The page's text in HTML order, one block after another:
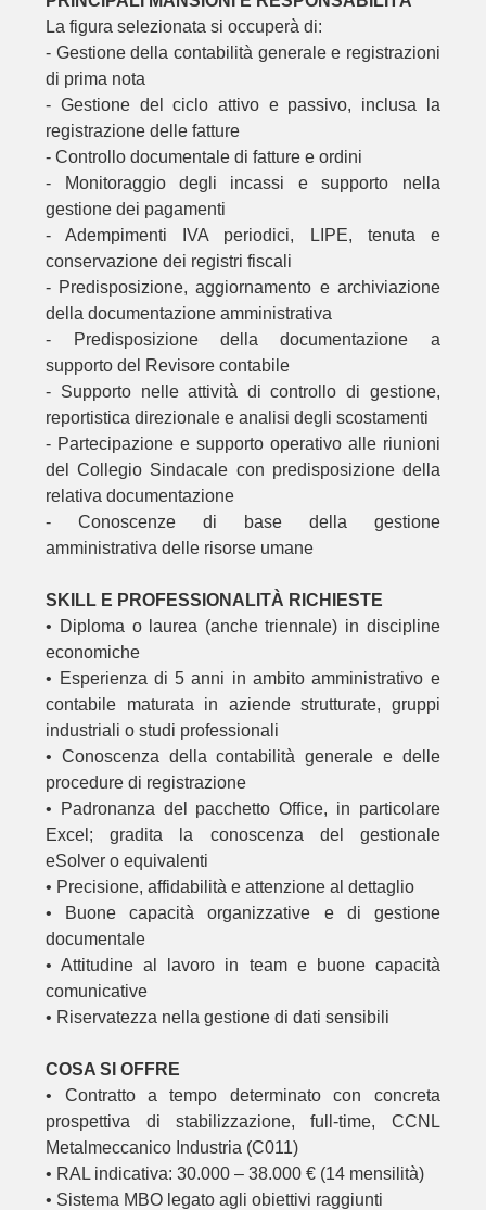
La figura selezionata si occuperà di:
- Gestione della contabilità generale e registrazioni
di prima nota
- Gestione del ciclo attivo e passivo, inclusa la
registrazione delle fatture
- Controllo documentale di fatture e ordini
- Monitoraggio degli incassi e supporto nella
gestione dei pagamenti
- Adempimenti IVA periodici, LIPE, tenuta e
conservazione dei registri fiscali
- Predisposizione, aggiornamento e archiviazione
della documentazione amministrativa
- Predisposizione della documentazione a
supporto del Revisore contabile
- Supporto nelle attività di controllo di gestione,
reportistica direzionale e analisi degli scostamenti
- Partecipazione e supporto operativo alle riunioni
del Collegio Sindacale con predisposizione della
relativa documentazione
- Conoscenze di base della gestione
amministrativa delle risorse umane
SKILL E PROFESSIONALITÀ RICHIESTE
• Diploma o laurea (anche triennale) in discipline
economiche
• Esperienza di 5 anni in ambito amministrativo e
contabile maturata in aziende strutturate, gruppi
industriali o studi professionali
• Conoscenza della contabilità generale e delle
procedure di registrazione
• Padronanza del pacchetto Office, in particolare
Excel; gradita la conoscenza del gestionale
eSolver o equivalenti
• Precisione, affidabilità e attenzione al dettaglio
• Buone capacità organizzative e di gestione
documentale
• Attitudine al lavoro in team e buone capacità
comunicative
• Riservatezza nella gestione di dati sensibili
COSA SI OFFRE
• Contratto a tempo determinato con concreta
prospettiva di stabilizzazione, full-time, CCNL
Metalmeccanico Industria (C011)
• RAL indicativa: 30.000 – 38.000 € (14 mensilità)
• Sistema MBO legato agli obiettivi raggiunti